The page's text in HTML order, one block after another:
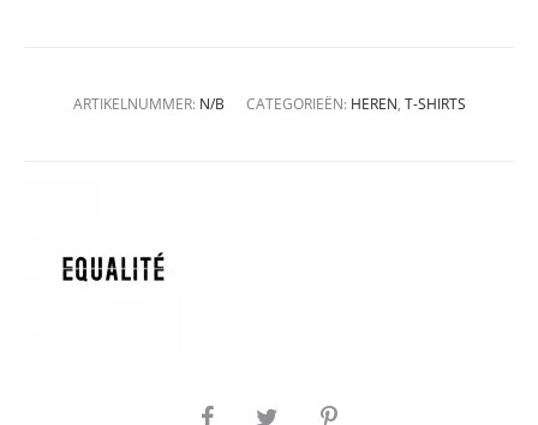
ARTIKELNUMMER: N/B CATEGORIEËN: HEREN, T-SHIRTS
SHARE